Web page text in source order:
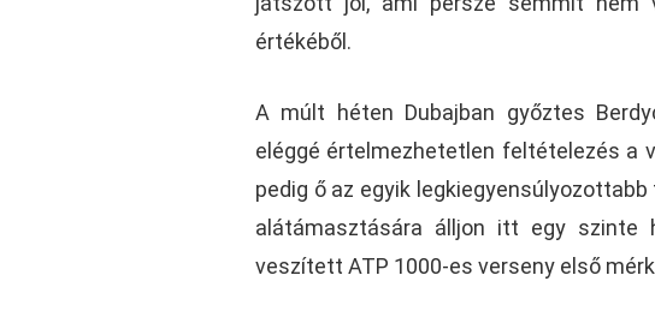
értékéből.
A múlt héten Dubajban győztes
eléggé értelmezhetetlen feltételezés a
pedig ő az egyik
alátámasztására álljon itt egy
veszített ATP 1000-es verseny első